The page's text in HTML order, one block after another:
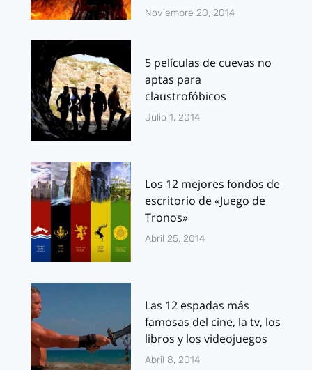
Noviembre 20, 2014
5 películas de cuevas no
aptas para
claustrofóbicos
Julio 1, 2014
Los 12 mejores fondos de
escritorio de «Juego de
Tronos»
Abril 25, 2014
Las 12 espadas más
famosas del cine, la tv, los
libros y los videojuegos
Abril 8, 2014